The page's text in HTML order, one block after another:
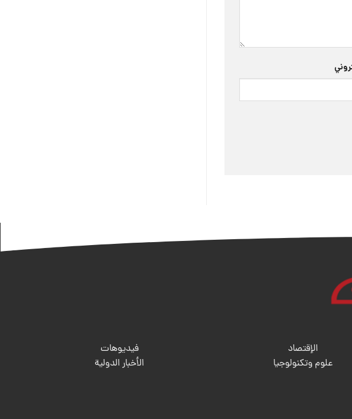
الإقتصاد
علوم وتكنولوجيا
فيديوهات
الأخبار الدولية